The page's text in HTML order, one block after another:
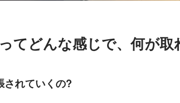
てどんな感じで、何が取
されていくの?